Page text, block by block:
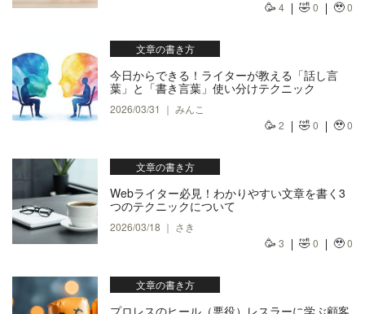
🥳 4 🤣0 🥹0
文章の書き方
今日からできる！ライターが教える「話し言
葉」と「書き言葉」使い分けテクニック
2026/03/31 ｜ みんこ
🥳 2 🤣0 🥹0
文章の書き方
Webライター必見！わかりやすい文章を書く3
つのテクニックについて
2026/03/18 ｜ さき
🥳 3 🤣0 🥹0
文章の書き方